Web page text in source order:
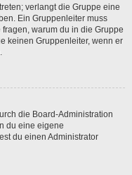
verlangt die Gruppe eine
Ein Gruppenleiter muss
warum du in die Gruppe
keinen Gruppenleiter, wenn er
die Board-Administration
du eine eigene
du einen Administrator